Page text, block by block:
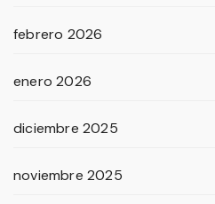
febrero 2026
enero 2026
diciembre 2025
noviembre 2025